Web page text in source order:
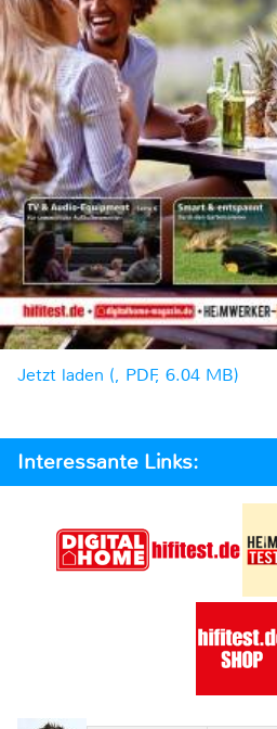
Jetzt laden (, PDF, 6.04 MB)
Interessante Links: